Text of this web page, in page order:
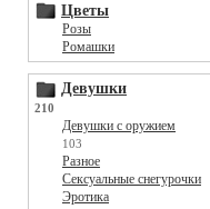
Цветы
Розы
Ромашки
Девушки
210
Девушки с оружием
103
Разное
Сексуальные снегурочки
Эротика